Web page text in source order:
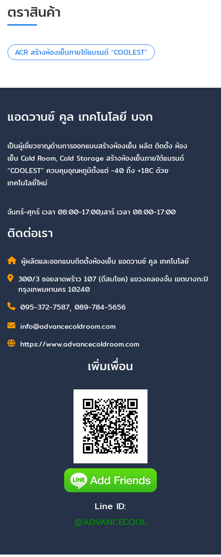
ตราสินค้า
ACR สร้างห้องเย็นภายใต้แบรนด์ “COOLEST”
แอดวานซ์ คูล เทคโนโลยี บจก
เป็นผู้เชี่ยวชาญด้านการออกแบบสร้างห้องเย็น ผลิต ติดตั้ง ห้อง
เย็น Cold Room, Cold Storage สร้างห้องเย็นภายใต้แบรนด์
“COOLEST” ควบคุมอุณหภูมิตั้งแต่ -40 ถึง +18C ด้วย
เทคโนโลยี่ใหม่
จันทร์-ศุกร์ เวลา 08:00-17:00,เสาร์ เวลา 08:00-17:00
ติดต่อเรา
ผู้ผลิตและออกแบบติดตั้งห้องเย็น แอดวานซ์ คูล เทคโนโลยี
300/3 ซอยลาดพร้าว 107 (ดีสมโชค) แขวงคลองจั่น เขตบางกะปิ
กรุงเทพมหานคร 10240
095-372-7587, 089-784-5656
info@advancecoldroom.com
https://www.advancecoldroom.com
เพิ่มเพื่อน
Line ID:
@ADVANCECOOL